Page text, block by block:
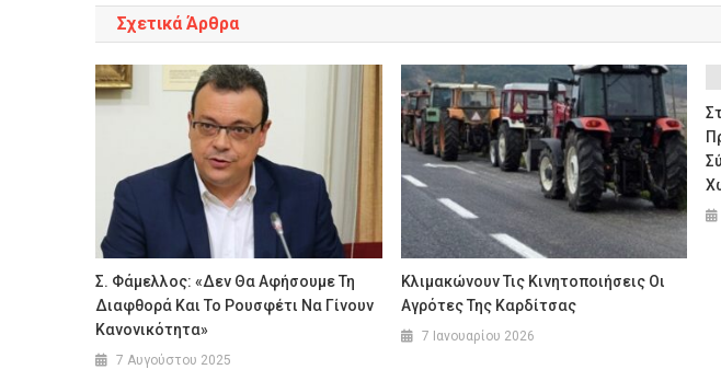
Σχετικά Άρθρα
Σ. Φάμελλος: «Δεν Θα Αφήσουμε Τη
Διαφθορά Και Το Ρουσφέτι Να Γίνουν
Κανονικότητα»
7 Αυγούστου 2025
Κλιμακώνουν Τις Κινητοποιήσεις Οι
Αγρότες Της Καρδίτσας
7 Ιανουαρίου 2026